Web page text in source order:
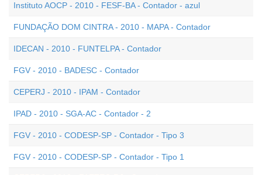
Instituto AOCP - 2010 - FESF-BA - Contador - azul
FUNDAÇÃO DOM CINTRA - 2010 - MAPA - Contador
IDECAN - 2010 - FUNTELPA - Contador
FGV - 2010 - BADESC - Contador
CEPERJ - 2010 - IPAM - Contador
IPAD - 2010 - SGA-AC - Contador - 2
FGV - 2010 - CODESP-SP - Contador - Tipo 3
FGV - 2010 - CODESP-SP - Contador - Tipo 1